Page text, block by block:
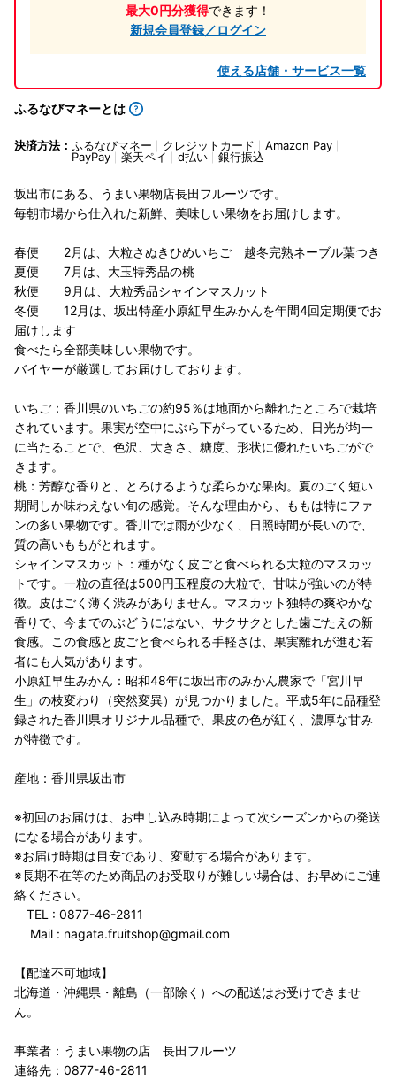
最大0円分獲得できます！
新規会員登録／ログイン
使える店舗・サービス一覧
ふるなびマネーとは
決済方法： ふるなびマネー クレジットカード
Amazon Pay
PayPay
楽天ペイ d払い 銀行振込
坂出市にある、うまい果物店長田フルーツです。
毎朝市場から仕入れた新鮮、美味しい果物をお届けします。
春便 2月は、大粒さぬきひめいちご 越冬完熟ネーブル葉つき
夏便 7月は、大玉特秀品の桃
秋便 9月は、大粒秀品シャインマスカット
冬便 12月は、坂出特産小原紅早生みかんを年間4回定期便でお
届けします
食べたら全部美味しい果物です。
バイヤーが厳選してお届けしております。
いちご：香川県のいちごの約95％は地面から離れたところで栽培
されています。果実が空中にぶら下がっているため、日光が均一
に当たることで、色沢、大きさ、糖度、形状に優れたいちごがで
きます。
桃：芳醇な香りと、とろけるような柔らかな果肉。夏のごく短い
期間しか味わえない旬の感覚。そんな理由から、ももは特にファ
ンの多い果物です。香川では雨が少なく、日照時間が長いので、
質の高いももがとれます。
シャインマスカット：種がなく皮ごと食べられる大粒のマスカッ
トです。一粒の直径は500円玉程度の大粒で、甘味が強いのが特
徴。皮はごく薄く渋みがありません。マスカット独特の爽やかな
香りで、今までのぶどうにはない、サクサクとした歯ごたえの新
食感。この食感と皮ごと食べられる手軽さは、果実離れが進む若
者にも人気があります。
小原紅早生みかん：昭和48年に坂出市のみかん農家で「宮川早
生」の枝変わり（突然変異）が見つかりました。平成5年に品種登
録された香川県オリジナル品種で、果皮の色が紅く、濃厚な甘み
が特徴です。
産地：香川県坂出市
※初回のお届けは、お申し込み時期によって次シーズンからの発送
になる場合があります。
※お届け時期は目安であり、変動する場合があります。
※長期不在等のため商品のお受取りが難しい場合は、お早めにご連
絡ください。
TEL : 0877-46-2811
Mail : nagata.fruitshop@gmail.com
【配達不可地域】
北海道・沖縄県・離島（一部除く）への配送はお受けできませ
ん。
事業者：うまい果物の店 長田フルーツ
連絡先：0877-46-2811